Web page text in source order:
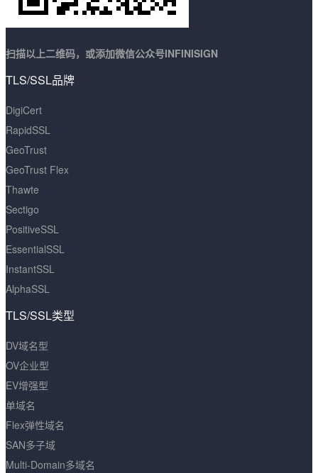
扫描以上二维码，或添加微信公众号INFINISIGN
TLS/SSL品牌
DigiCert
RapidSSL
GeoTrust
GeoTrust Flex
Thawte
Sectigo
PositiveSSL
EssentialSSL
InstantSSL
AlphaSSL
TLS/SSL类型
DV域名型
OV企业型
EV增强型
单域名
Flex弹性域名
SAN多子域
Multi-Domain多域名